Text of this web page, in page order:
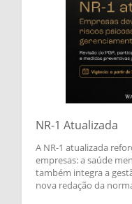
NR-1 Atualizada
A NR-1 atualizada
empresas: a saúde
também integra a
nova redação da